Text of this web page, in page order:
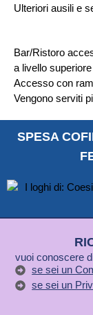
Ulteriori ausili e
Bar/Ristoro
a livello
Accesso con
Vengono serviti
SPESA
vuoi conoscere
se sei un
se sei un